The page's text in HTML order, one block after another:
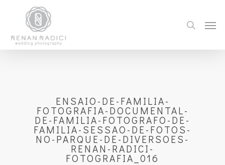
ENSAIO-DE-FAMILIA-
FOTOGRAFIA-DOCUMENTAL-
DE-FAMILIA-FOTOGRAFO-DE-
FAMILIA-SESSAO-DE-FOTOS-
NO-PARQUE-DE-DIVERSOES-
RENAN-RADICI-
FOTOGRAFIA_016